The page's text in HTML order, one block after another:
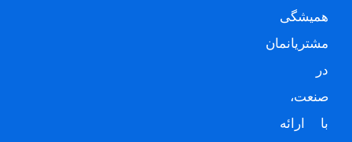
همیشگی
مشتریانمان
در
صنعت،
با ارائه